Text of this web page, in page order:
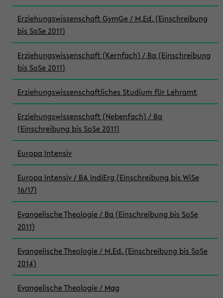
Erziehungswissenschaft GymGe / M.Ed. (Einschreibung
bis SoSe 2011)
Erziehungswissenschaft (Kernfach) / Ba (Einschreibung
bis SoSe 2011)
Erziehungswissenschaftliches Studium für Lehramt
Erziehungswissenschaft (Nebenfach) / Ba
(Einschreibung bis SoSe 2011)
Europa Intensiv
Europa Intensiv / BA IndiErg (Einschreibung bis WiSe
16/17)
Evangelische Theologie / Ba (Einschreibung bis SoSe
2011)
Evangelische Theologie / M.Ed. (Einschreibung bis SoSe
2014)
Evangelische Theologie / Mag